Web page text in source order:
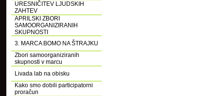
URESNIČITEV LJUDSKIH
ZAHTEV
APRILSKI ZBORI
SAMOORGANIZIRANIH
SKUPNOSTI
3. MARCA BOMO NA ŠTRAJKU
Zbori samoorganiziranih
skupnosti v marcu
Livada lab na obisku
Kako smo dobili participatorni
proračun